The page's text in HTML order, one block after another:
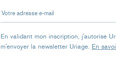
Votre adresse e-mail
En validant mon inscription, j'autorise
m'envoyer la newsletter Uriage. En